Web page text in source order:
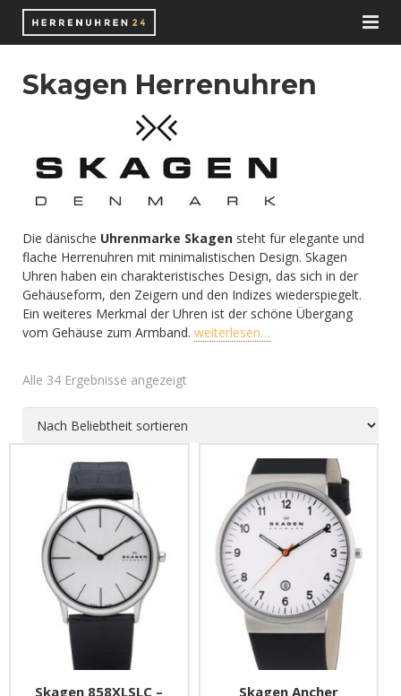
Schweizer Uhrenmarken
Chronographen
Funkuhren
Smartwatches
Titanuhren
XXL-Uhren
SALE – Top Angebote
Nato-Straps
Uhrenarmbänder
Uhrenaufbewahrung
Uhrenetui
Uhrenkasten
Wissen
Automatikuhrwerk
Bücher
ETA Valjoux 7750
Uhren-Typen
Uhr-Widget
Uhrwerke
Blog
Juweliere
Skagen Herrenuhren
Die dänische Uhrenmarke Skagen steht für elegante und
flache Herrenuhren mit minimalistischen Design. Skagen
Uhren haben ein charakteristisches Design, das sich in der
Gehäuseform, den Zeigern und den Indizes wiederspiegelt.
Ein weiteres Merkmal der Uhren ist der schöne Übergang
vom Gehäuse zum Armband. weiterlesen…
Alle 34 Ergebnisse angezeigt
Skagen 858XLSLC –
Skagen Ancher